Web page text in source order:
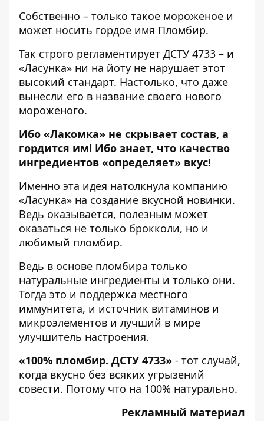
Собственно – только такое мороженое и
может носить гордое имя Пломбир.
Так строго регламентирует ДСТУ 4733 – и
«Ласунка» ни на йоту не нарушает этот
высокий стандарт. Настолько, что даже
вынесли его в название своего нового
мороженого.
Ибо «Лакомка» не скрывает состав, а
гордится им! Ибо знает, что качество
ингредиентов «определяет» вкус!
Именно эта идея натолкнула компанию
«Ласунка» на создание вкусной новинки.
Ведь оказывается, полезным может
оказаться не только брокколи, но и
любимый пломбир.
Ведь в основе пломбира только
натуральные ингредиенты и только они.
Тогда это и поддержка местного
иммунитета, и источник витаминов и
микроэлементов и лучший в мире
улучшитель настроения.
«100% пломбир. ДСТУ 4733» - тот случай,
когда вкусно без всяких угрызений
совести. Потому что на 100% натурально.
Рекламный материал